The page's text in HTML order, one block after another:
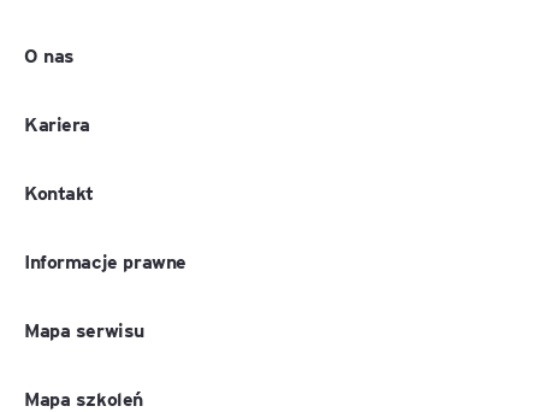
O nas
Kariera
Kontakt
Informacje prawne
Mapa serwisu
Mapa szkoleń